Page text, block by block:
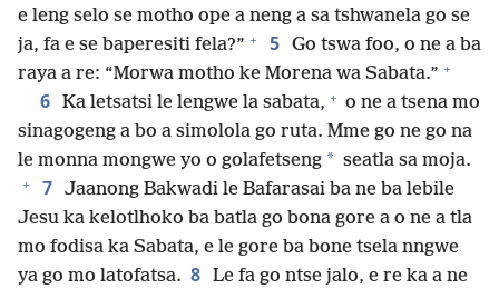
e leng selo se motho ope a neng a sa tshwanela go se
ja, fa e se baperesiti fela?” + 5 Go tswa foo, o ne a ba
raya a re: “Morwa motho ke Morena wa Sabata.” +
6 Ka letsatsi le lengwe la sabata, + o ne a tsena mo
sinagogeng a bo a simolola go ruta. Mme go ne go na
le monna mongwe yo o golafetseng * seatla sa moja.
+ 7 Jaanong Bakwadi le Bafarasai ba ne ba lebile
Jesu ka kelotlhoko ba batla go bona gore a o ne a tla
mo fodisa ka Sabata, e le gore ba bone tsela nngwe
ya go mo latofatsa. 8 Le fa go ntse jalo, e re ka a ne